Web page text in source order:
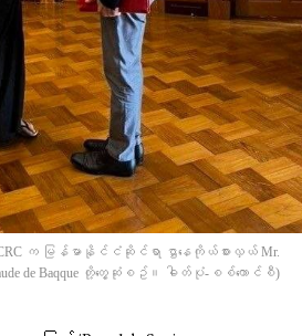
က မြန်မာနိုင်ငံဆိုင်ရာ ဌာ‌နေကိုယ်စားလှယ် Mr.
de Baqque တို့​တွေ့ဆုံစဥ်။ ဓါတ်ပုံ-စစ်​ကောင်စီ)